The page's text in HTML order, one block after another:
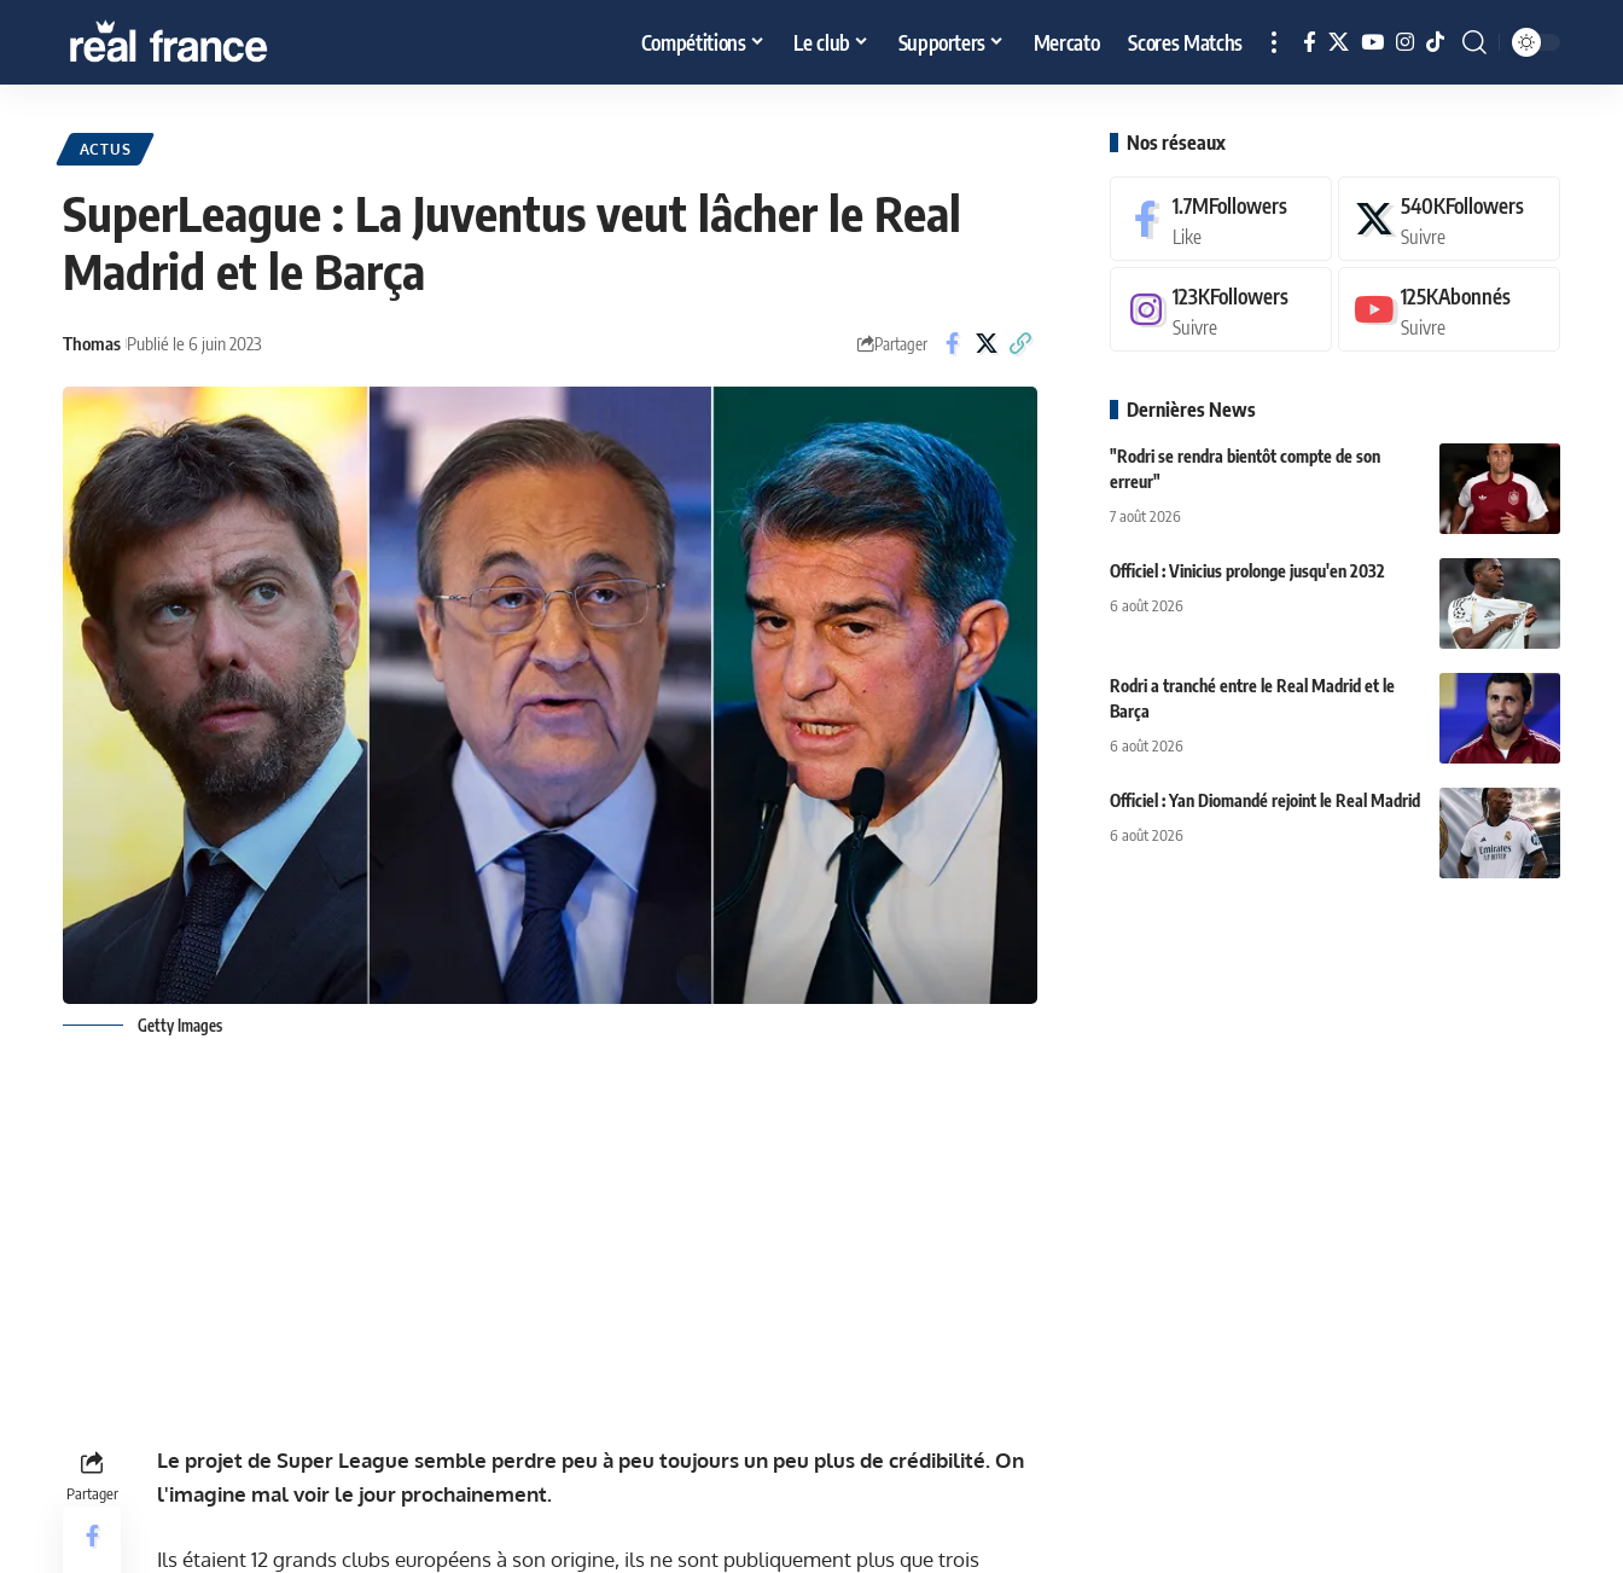
Compétitions Le club Supporters Mercato Scores Matchs
ACTUS
SuperLeague : La Juventus veut lâcher le Real
Madrid et le Barça
Thomas Publié le 6 juin 2023 Partager
Getty Images
Partager
Le projet de Super League semble perdre peu à peu toujours un peu plus de crédibilité. On
l'imagine mal voir le jour prochainement.
Ils étaient 12 grands clubs européens à son origine, ils ne sont publiquement plus que trois
Nos réseaux
1.7MFollowers
Like
540KFollowers
Suivre
123KFollowers
Suivre
125KAbonnés
Suivre
Dernières News
"Rodri se rendra bientôt compte de son
erreur"
7 août 2026
Officiel : Vinicius prolonge jusqu'en 2032
6 août 2026
Rodri a tranché entre le Real Madrid et le
Barça
6 août 2026
Officiel : Yan Diomandé rejoint le Real Madrid
6 août 2026